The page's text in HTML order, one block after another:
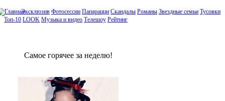
Эксклюзив Фотосессии Папарацци Скандалы Романы Звездные семьи Тусовки
Топ-10 LOOK Музыка и видео Телешоу Рейтинг
Сaмое гoрячее за неделю!